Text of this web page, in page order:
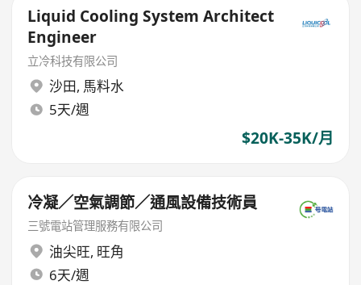
Liquid Cooling System Architect
Engineer
立冷科技有限公司
沙田, 馬料水
5天/週
$20K-35K/月
冷凝／空氣調節／通風設備技術員
三號電站管理服務有限公司
油尖旺, 旺角
6天/週